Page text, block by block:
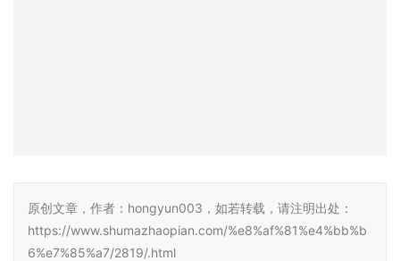
原创文章，作者：hongyun003，如若转载，请注明出处：
https://www.shumazhaopian.com/%e8%af%81%e4%bb%b
6%e7%85%a7/2819/.html